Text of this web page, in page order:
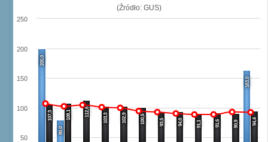
(Źródło: GUS)
200,0
80,0
163,0
107,3 108,1 112,6
103,3 102,9 100,5 93,5 94,0 91,1 91,6 90,9 94,4
50
100
150
200
250